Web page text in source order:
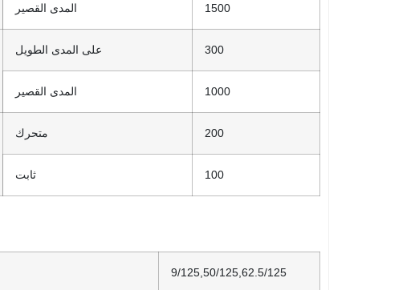
المدى القصير 1500
على المدى الطويل 300
المدى القصير 1000
متحرك 200
ثابت 100
9/125,50/125,62.5/125